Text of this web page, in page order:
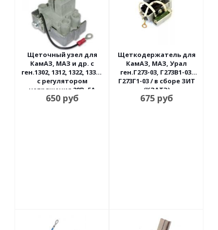
Щеточный узел для
КамАЗ, МАЗ и др. с
ген.1302, 1312, 1322, 1332 /
с регулятором
напряжения 28В, 5А
Энергомаш
650руб
Щеткодержатель для
КамАЗ, МАЗ, Урал
ген.Г273-03, Г273В1-03,
Г273Г1-03 / в сборе ЗИТ
(КЗАТЭ)
675руб